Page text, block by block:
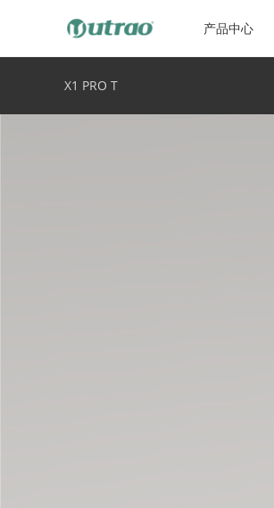
产品中心
X1 PRO T